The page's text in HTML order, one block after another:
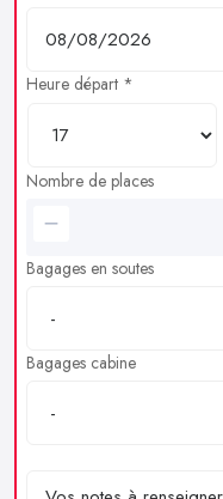
Heure départ *
Nombre de places
Bagages en soutes
Bagages cabine